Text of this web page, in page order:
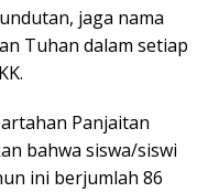
jaga nama
Tuhan dalam setiap
Panjaitan
bahwa siswa/siswi
ini berjumlah 86